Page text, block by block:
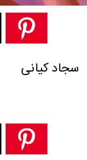
سجاد کیانی